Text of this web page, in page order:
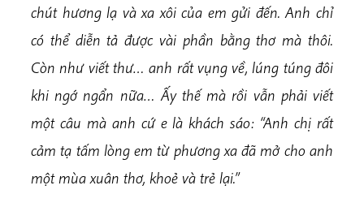
chút hương lạ và xa xôi của em gửi đến. Anh chỉ
có thể diễn tả được vài phần bằng thơ mà thôi.
Còn như viết thư… anh rất vụng về, lúng túng đôi
khi ngớ ngẩn nữa… Ấy thế mà rồi vẫn phải viết
một câu mà anh cứ e là khách sáo: “Anh chị rất
cảm tạ tấm lòng em từ phương xa đã mở cho anh
một mùa xuân thơ, khoẻ và trẻ lại.”